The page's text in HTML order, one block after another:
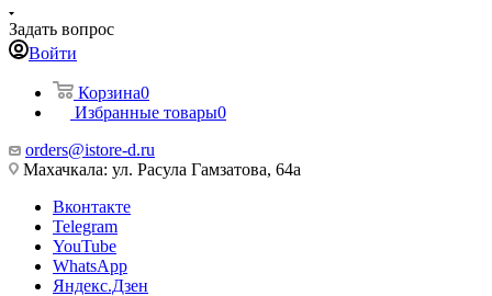
Задать вопрос
Войти
Корзина0
Избранные товары0
orders@istore-d.ru
Махачкала: ул. Расула Гамзатова, 64а
Вконтакте
Telegram
YouTube
WhatsApp
Яндекс.Дзен